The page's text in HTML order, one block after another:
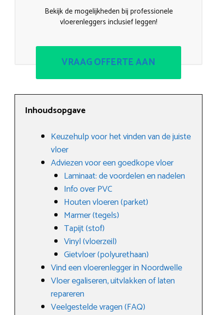
Bekijk de mogelijkheden bij professionele
vloerenleggers inclusief leggen!
VRAAG OFFERTE AAN
Inhoudsopgave
Keuzehulp voor het vinden van de juiste
vloer
Adviezen voor een goedkope vloer
Laminaat: de voordelen en nadelen
Info over PVC
Houten vloeren (parket)
Marmer (tegels)
Tapijt (stof)
Vinyl (vloerzeil)
Gietvloer (polyurethaan)
Vind een vloerenlegger in Noordwelle
Vloer egaliseren, uitvlakken of laten
repareren
Veelgestelde vragen (FAQ)